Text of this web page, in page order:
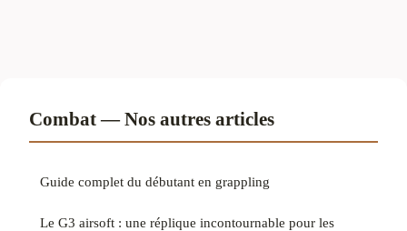
Combat — Nos autres articles
Guide complet du débutant en grappling
Le G3 airsoft : une réplique incontournable pour les